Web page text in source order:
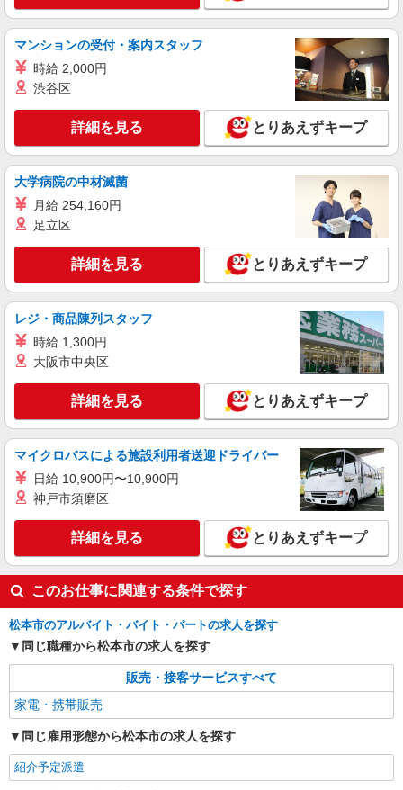
残業代支給 ★交通費別途支給（規定あり） ゜
万円支給(規定有) お友達を紹介頂くと, インセンテ
有）★ ゜・。○。・゜+゜・。○。・゜+゜
長野県松本市の家電量販店
詳細を見る
紹介予定派遣
株式会社シエロ
【楽天モバイル】人気機種に詳しくなれる携帯
販売
時給1500円〜 ※残業代支給 ★交通費別途支給
頂くと, インセンティブ支給(規定有) ★月2回払
い・週払い可能（規程有）★ ゜・。○。・゜
+゜・。○。・゜+゜
長野県松本市の楽天モバイルショップ
詳細を見る
紹介予定派遣
株式会社シエロ
【ソフトバンク】の店舗スタッフ
時給1500円〜 ※残業代支給 ★交通費別途支給
（規定あり） ゜+゜・。○。・゜+゜・。○。・゜
+゜ 入社祝い金10万円支給(規定有) お友達を紹介
頂くと, インセンティブ支給(規定有) ★月2回払
い・週払い可能（規程有）★ ゜・。○。・゜
+゜・。○。・゜+゜
長野県松本市のsoftbankショップ
キープ 詳細を見る
紹介予定派遣
株式会社シエロ
【au】の携帯販売スタッフ
時給1400円〜1500円（経験・能力による） ※
残業代支給 ★交通費別途支給（規定あり） ゜
+゜・。○。・゜+゜・。○。・゜+゜ 入社祝い金10
万円支給(規定有) お友達を紹介頂くと, インセンテ
ィブ支給(規定有) ★月2回払い・週払い可能（規程
有）★ ゜・。○。・゜+゜・。○。・゜+゜
長野県松本市のauショップ
キープ
マンションの受付・案内スタッフ
時給 2,000円
渋谷区
詳細を見る とりあえずキープ
大学病院の中材滅菌
月給 254,160円
足立区
詳細を見る とりあえずキープ
レジ・商品陳列スタッフ
時給 1,300円
大阪市中央区
詳細を見る とりあえずキープ
マイクロバスによる施設利用者送迎ドライバー
日給 10,900円〜10,900円
神戸市須磨区
詳細を見る とりあえずキープ
このお仕事に関連する条件で探す
松本市のアルバイト・バイト・パートの求人を探す
同じ職種から松本市の求人を探す
販売・接客サービスすべて
家電・携帯販売
同じ雇用形態から松本市の求人を探す
紹介予定派遣